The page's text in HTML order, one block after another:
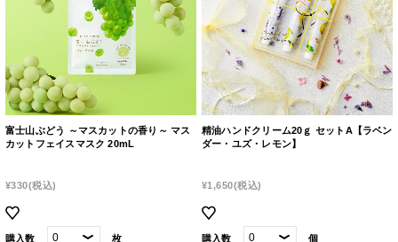
富士山ぶどう ～マスカットの香り～ マス
カットフェイスマスク 20mL
¥330(税込)
購入数 枚
精油ハンドクリーム20ｇ セットA【ラベン
ダー・ユズ・レモン】
¥1,650(税込)
購入数 個